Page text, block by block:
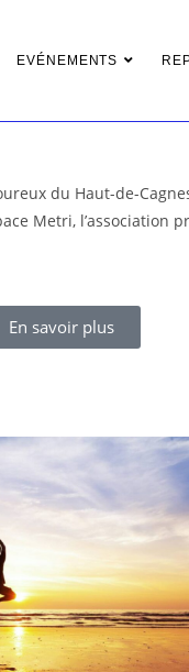
EVÉNEMENTS
du Haut-de-
Metri,
En savoir plus